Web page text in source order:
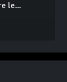
le...